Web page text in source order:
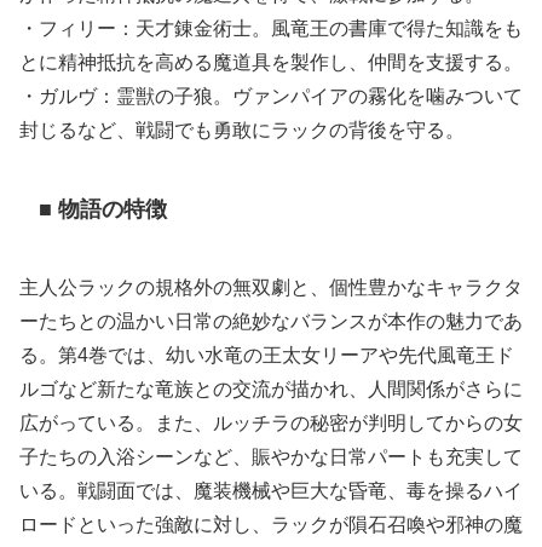
・フィリー：天才錬金術士。風竜王の書庫で得た知識をも
とに精神抵抗を高める魔道具を製作し、仲間を支援する。
・ガルヴ：霊獣の子狼。ヴァンパイアの霧化を噛みついて
封じるなど、戦闘でも勇敢にラックの背後を守る。
■ 物語の特徴
主人公ラックの規格外の無双劇と、個性豊かなキャラクタ
ーたちとの温かい日常の絶妙なバランスが本作の魅力であ
る。第4巻では、幼い水竜の王太女リーアや先代風竜王ド
ルゴなど新たな竜族との交流が描かれ、人間関係がさらに
広がっている。また、ルッチラの秘密が判明してからの女
子たちの入浴シーンなど、賑やかな日常パートも充実して
いる。戦闘面では、魔装機械や巨大な昏竜、毒を操るハイ
ロードといった強敵に対し、ラックが隕石召喚や邪神の魔